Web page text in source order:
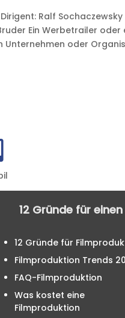
Ralf
Ein Werbetrailer
Unternehmen oder
12 Gründe für
12 Gründe für
Filmproduktion Trends
FAQ-Filmproduktion
Was kostet eine
Filmproduktion